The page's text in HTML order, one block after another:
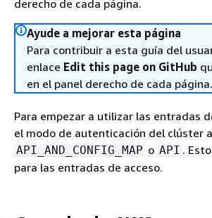
derecho de cada página.
Ayude a mejorar esta página
Para contribuir a esta guía del
enlace Edit this page on GitHub
en el panel derecho de cada página.
Para empezar a utilizar las entradas
el modo de autenticación del clúster
API_AND_CONFIG_MAP o API .
para las entradas de acceso.